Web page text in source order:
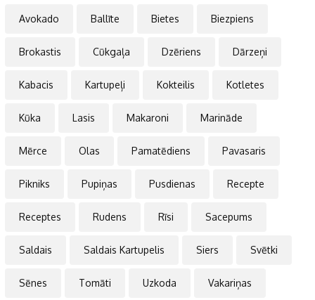
Avokado Ballīte Bietes Biezpiens
Brokastis Cūkgaļa Dzēriens Dārzeņi
Kabacis Kartupeļi Kokteilis Kotletes
Kūka Lasis Makaroni Marināde
Mērce Olas Pamatēdiens Pavasaris
Pikniks Pupiņas Pusdienas Recepte
Receptes Rudens Rīsi Sacepums
Saldais Saldais Kartupelis Siers Svētki
Sēnes Tomāti Uzkoda Vakariņas